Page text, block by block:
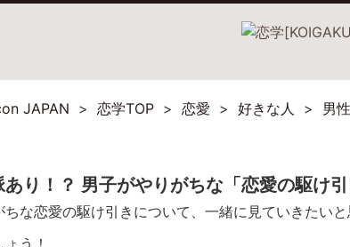
JAPAN 恋学TOP 恋愛 好きな人 男
あり！？ 男子がやりがちな「恋愛の駆け
な恋愛の駆け引きについて、一緒に見ていきたいと
う！